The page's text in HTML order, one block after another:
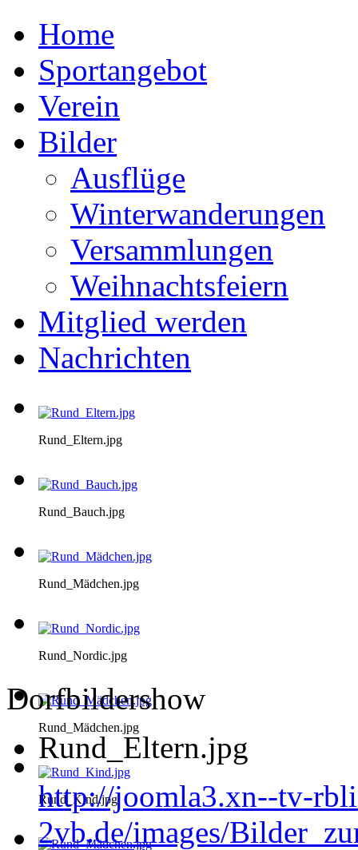
Home
Sportangebot
Verein
Bilder
Ausflüge
Winterwanderungen
Versammlungen
Weihnachtsfeiern
Mitglied werden
Nachrichten
Rund_Eltern.jpg
Rund_Bauch.jpg
Rund_Mädchen.jpg
Rund_Nordic.jpg
Rund_Mädchen.jpg
Rund_Kind.jpg
Dorfbildershow
Rund_Eltern.jpg
http://joomla3.xn--tv-
2vb.de/images/